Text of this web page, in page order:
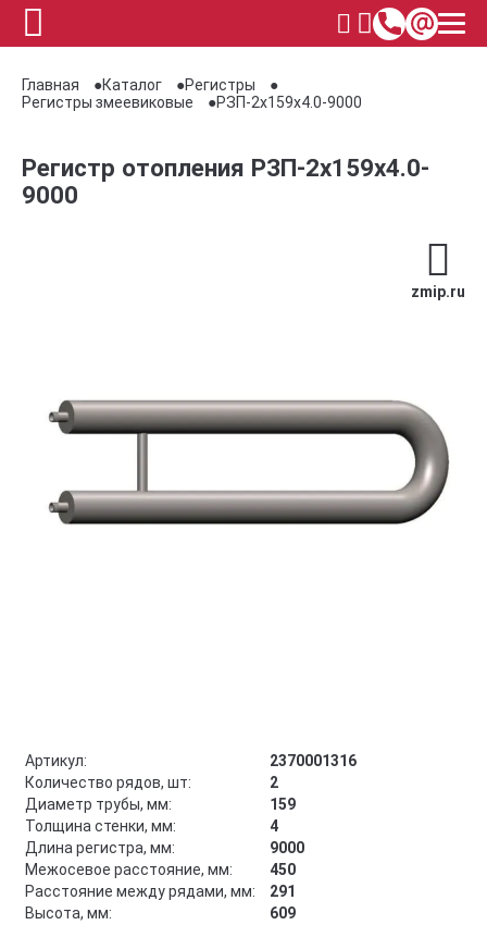
Главная Каталог
Регистры
Регистры змеевиковые
РЗП-2x159x4.0-9000
Регистр отопления РЗП-2x159x4.0-
9000
zmip.ru
Артикул:
2370001316
Количество рядов, шт:
2
Диаметр трубы, мм:
159
Толщина стенки, мм:
4
Длина регистра, мм:
9000
Межосевое расстояние, мм:
450
Расстояние между рядами, мм:
291
Высота, мм:
609